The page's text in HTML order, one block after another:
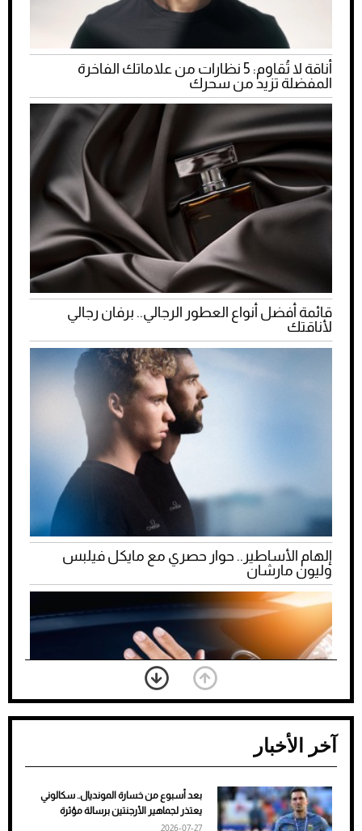
أناقة لا تُقاوم: 5 نظارات من علاماتك الفاخرة
المفضلة تزيد من سحرك
قائمة أفضل أنواع العطور الرجالي.. برفان رجالي
لأناقتك
إلهام الأساطير.. حوار حصري مع مايكل فيلبس
وليون مارشان
ضعف تبريد مكيف السيارة عند الوقوف.. أشهر
الأسباب والحلول
آخر الأخبار
بعد أسبوع من خسارة المونديال.. سكالوني
يعتذر لجماهير الأرجنتين برسالة مؤثرة
2026-07-27